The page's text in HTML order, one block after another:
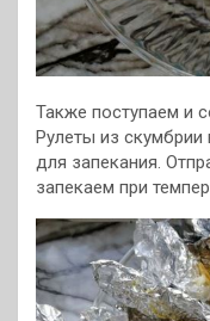
Также поступаем и
Рулеты из
для запекания.
запекаем при